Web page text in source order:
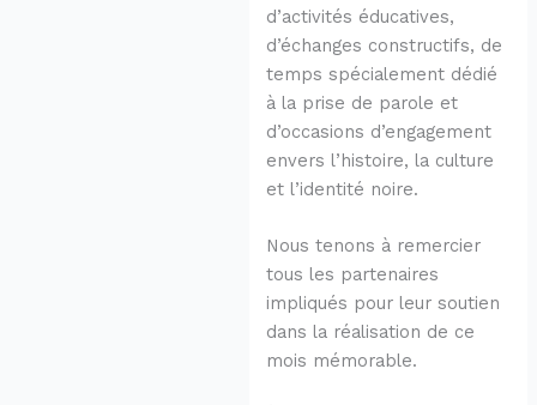
d’activités éducatives,
d’échanges constructifs, de
temps spécialement dédié
à la prise de parole et
d’occasions d’engagement
envers l’histoire, la culture
et l’identité noire.
Nous tenons à remercier
tous les partenaires
impliqués pour leur soutien
dans la réalisation de ce
mois mémorable.